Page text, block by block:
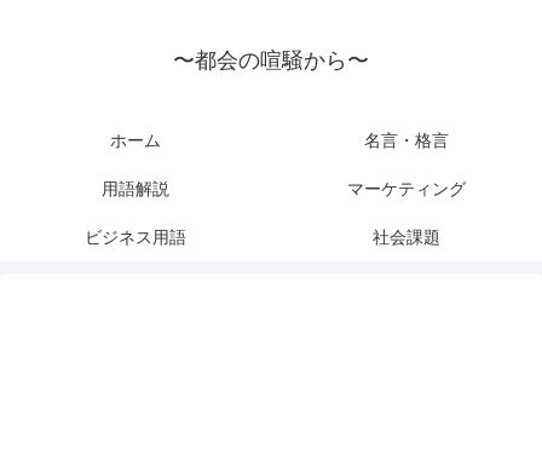
〜都会の喧騒から〜
ホーム 名言・格言
用語解説 マーケティング
ビジネス用語 社会課題